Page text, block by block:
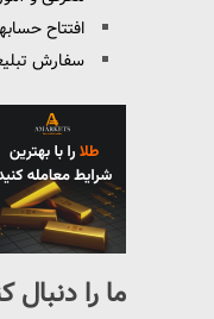
افتتاح
سفارش
ما را دنبال